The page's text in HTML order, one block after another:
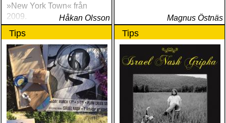
»New York Town« från
2009.
Håkan Olsson Magnus Östnäs
Tips Tips